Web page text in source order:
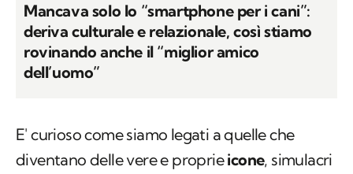
Mancava solo lo “smartphone per i cani”:
deriva culturale e relazionale, così stiamo
rovinando anche il “miglior amico
dell’uomo”
E' curioso come siamo legati a quelle che
diventano delle vere e proprieicone, simulacri